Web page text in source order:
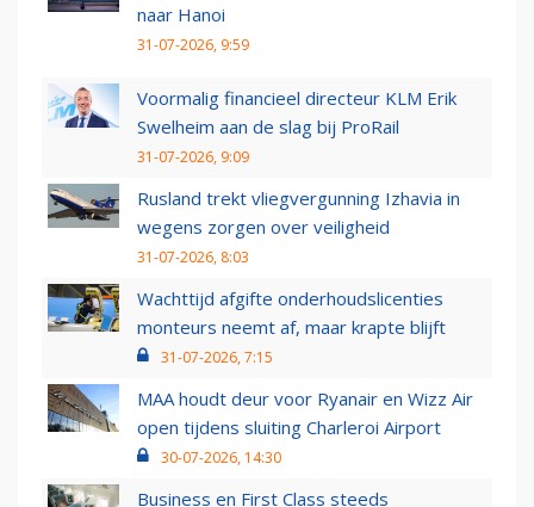
naar Hanoi
31-07-2026, 9:59
Voormalig financieel directeur KLM Erik
Swelheim aan de slag bij ProRail
31-07-2026, 9:09
Rusland trekt vliegvergunning Izhavia in
wegens zorgen over veiligheid
31-07-2026, 8:03
Wachttijd afgifte onderhoudslicenties
monteurs neemt af, maar krapte blijft
31-07-2026, 7:15
MAA houdt deur voor Ryanair en Wizz Air
open tijdens sluiting Charleroi Airport
30-07-2026, 14:30
Business en First Class steeds